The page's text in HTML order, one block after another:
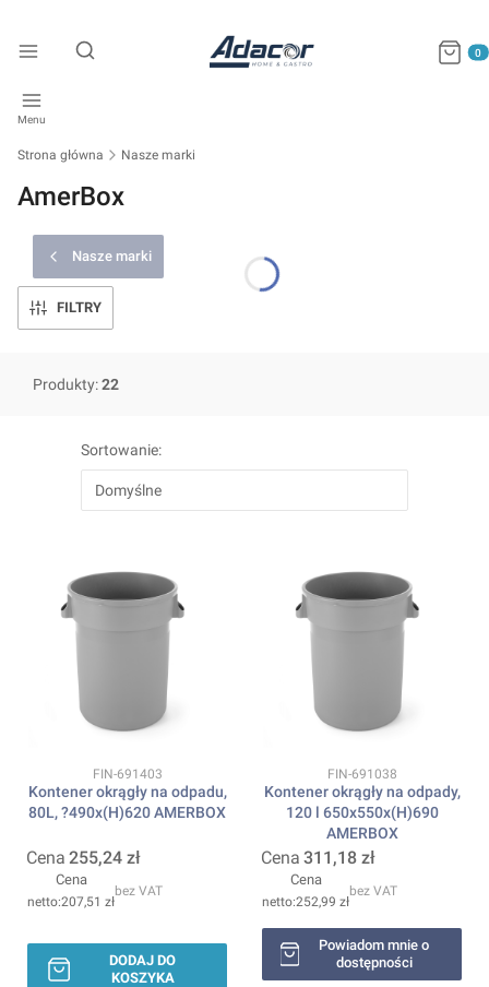
Otwórz wyszukiwarkę
Menu
Strona główna Nasze marki
AmerBox
Nasze marki
FILTRY
Produkty:22
Sortowanie:
Domyślne
Kod produktu
FIN-691403
Kontener okrągły na odpadu,
80L, ?490x(H)620 AMERBOX
Cena 255,24 zł
Cena
207,51 zł
bez VAT
DODAJ DO
KOSZYKA
Kod produktu
FIN-691038
Kontener okrągły na odpady,
120 l 650x550x(H)690
AMERBOX
Cena 311,18 zł
Cena
252,99 zł
bez VAT
Powiadom mnie o
dostępności